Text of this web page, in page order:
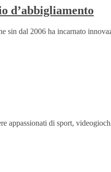
d’abbigliamento
dal 2006 ha incarnato
appassionati di sport,